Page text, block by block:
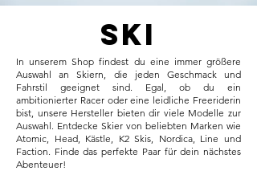
SKI
In unserem Shop findest du eine immer größere
Auswahl an Skiern, die jeden Geschmack und
Fahrstil geeignet sind. Egal, ob du ein
ambitionierter Racer oder eine leidliche Freeriderin
bist, unsere Hersteller bieten dir viele Modelle zur
Auswahl. Entdecke Skier von beliebten Marken wie
Atomic, Head, Kästle, K2 Skis, Nordica, Line und
Faction. Finde das perfekte Paar für dein nächstes
Abenteuer!